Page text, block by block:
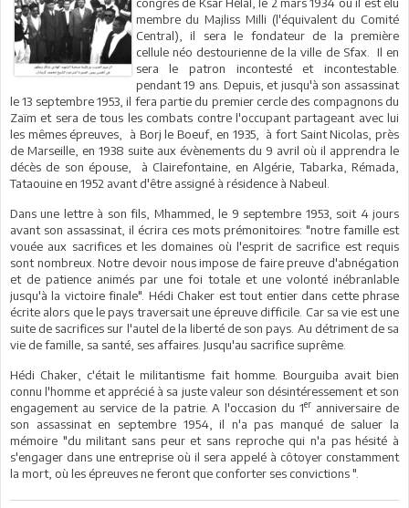
membre du Majliss Milli (l'équivalent du Comité
Central), il sera le fondateur de la première
cellule néo destourienne de la ville de Sfax. Il en
sera le patron incontesté et incontestable.
pendant 19 ans. Depuis, et jusqu'à son assassinat
le 13 septembre 1953, il fera partie du premier cercle des compagnons du
Zaïm et sera de tous les combats contre l'occupant partageant avec lui
les mêmes épreuves, à Borj le Boeuf, en 1935, à fort Saint Nicolas, près
de Marseille, en 1938 suite aux évènements du 9 avril où il apprendra le
décès de son épouse, à Clairefontaine, en Algérie, Tabarka, Rémada,
Tataouine en 1952 avant d'être assigné à résidence à Nabeul.
Dans une lettre à son fils, Mhammed, le 9 septembre 1953, soit 4 jours
avant son assassinat, il écrira ces mots prémonitoires: "notre famille est
vouée aux sacrifices et les domaines où l'esprit de sacrifice est requis
sont nombreux. Notre devoir nous impose de faire preuve d'abnégation
et de patience animés par une foi totale et une volonté inébranlable
jusqu'à la victoire finale". Hédi Chaker est tout entier dans cette phrase
écrite alors que le pays traversait une épreuve difficile. Car sa vie est une
suite de sacrifices sur l'autel de la liberté de son pays. Au détriment de sa
vie de famille, sa santé, ses affaires. Jusqu'au sacrifice suprême.
Hédi Chaker, c'était le militantisme fait homme. Bourguiba avait bien
connu l'homme et apprécié à sa juste valeur son désintéressement et son
engagement au service de la patrie. A l'occasion du 1er anniversaire de
son assassinat en septembre 1954, il n'a pas manqué de saluer la
mémoire "du militant sans peur et sans reproche qui n'a pas hésité à
s'engager dans une entreprise où il sera appelé à côtoyer constamment
la mort, où les épreuves ne feront que conforter ses convictions ".